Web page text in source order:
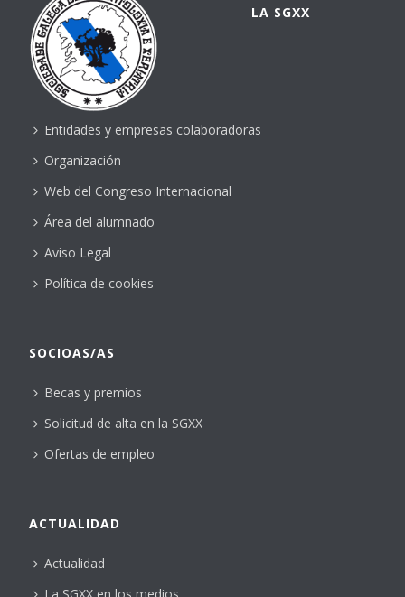
LA SGXX
Entidades y empresas colaboradoras
Organización
Web del Congreso Internacional
Área del alumnado
Aviso Legal
Política de cookies
SOCIOAS/AS
Becas y premios
Solicitud de alta en la SGXX
Ofertas de empleo
ACTUALIDAD
Actualidad